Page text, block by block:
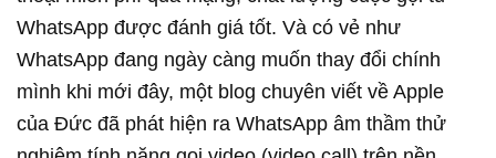
WhatsApp được đánh giá tốt. Và có vẻ như
WhatsApp đang ngày càng muốn thay đổi chính
mình khi mới đây, một blog chuyên viết về Apple
của Đức đã phát hiện ra WhatsApp âm thầm thử